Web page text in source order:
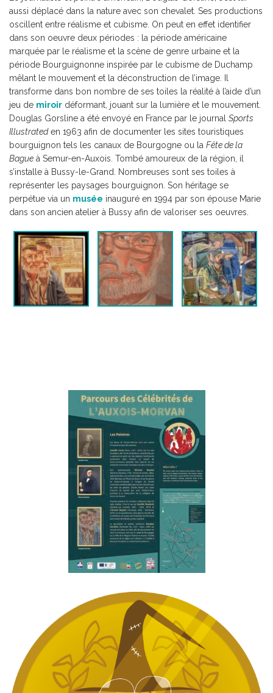
aussi déplacé dans la nature avec son chevalet. Ses productions
oscillent entre réalisme et cubisme. On peut en effet identifier
dans son oeuvre deux périodes : la période américaine
marquée par le réalisme et la scène de genre urbaine et la
période Bourguignonne inspirée par le cubisme de Duchamp
mêlant le mouvement et la déconstruction de l’image. Il
transforme dans bon nombre de ses toiles la réalité à l’aide d’un
jeu de miroir déformant, jouant sur la lumière et le mouvement.
Douglas Gorsline a été envoyé en France par le journal Sports
Illustrateden 1963 afin de documenter les sites touristiques
bourguignon tels les canaux de Bourgogne ou la Fête de la
Bague à Semur-en-Auxois. Tombé amoureux de la région, il
s’installe à Bussy-le-Grand. Nombreuses sont ses toiles à
représenter les paysages bourguignon. Son héritage se
perpétue via un musée inauguré en 1994 par son épouse Marie
dans son ancien atelier à Bussy afin de valoriser ses oeuvres.